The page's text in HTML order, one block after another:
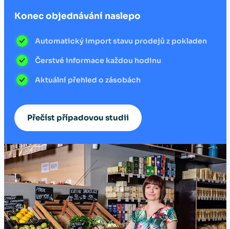
Konec objednávání naslepo
Automatický import stavu prodejů z pokladen
Čerstvé informace každou hodinu
Aktuální přehled o zásobách
Přečíst případovou studii